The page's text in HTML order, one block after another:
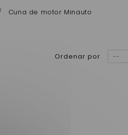
Cuna de motor Minauto
Ordenar por
--